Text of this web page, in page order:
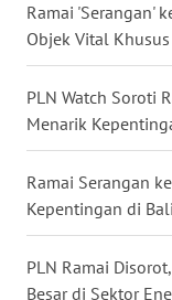
Ramai 'Serangan'
Objek Vital Khusus
PLN Watch Soroti
Menarik
Ramai Serangan
Kepentingan di
PLN Ramai
Besar di Sektor
WN
WN
MALUKU
WN